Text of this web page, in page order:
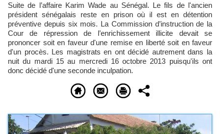
Suite de l’affaire Karim Wade au Sénégal. Le fils de l'ancien
président sénégalais reste en prison où il est en détention
préventive depuis six mois. La Commission d’instruction de la
Cour de répression de l’enrichissement illicite devait se
prononcer soit en faveur d'une remise en liberté soit en faveur
d'un procès. Les magistrats en ont décidé autrement dans la
nuit du mardi 15 au mercredi 16 octobre 2013 puisqu'ils ont
donc décidé d'une seconde inculpation.